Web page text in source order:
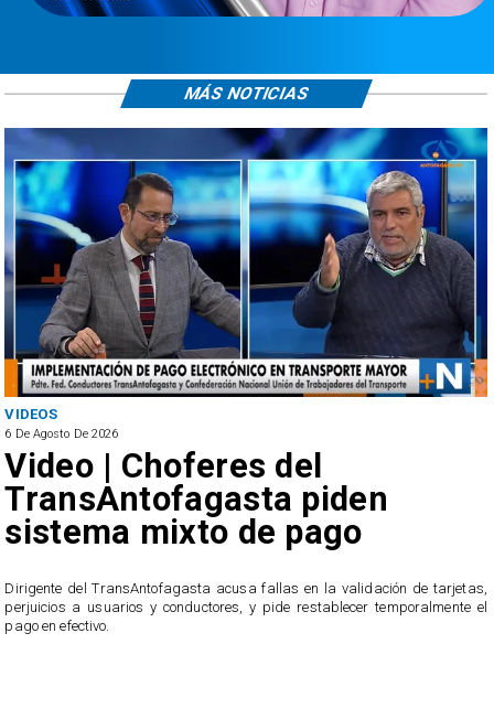
VIDEOS
6 De Agosto De 2026
Video | Choferes del
TransAntofagasta piden
sistema mixto de pago
​Dirigente del TransAntofagasta acusa fallas en la validación de tarjetas,
perjuicios a usuarios y conductores, y pide restablecer temporalmente el
pago en efectivo.
MÁS NOTICIAS